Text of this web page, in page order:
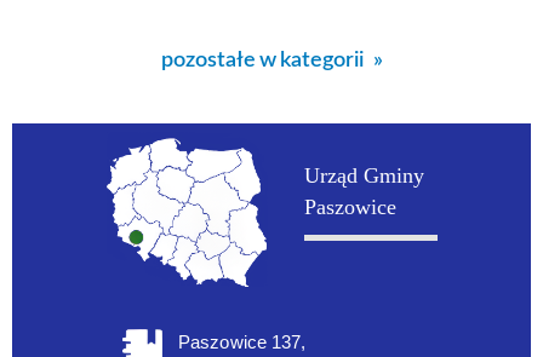
pozostałe w kategorii
Urząd Gminy
Paszowice
Paszowice 137,